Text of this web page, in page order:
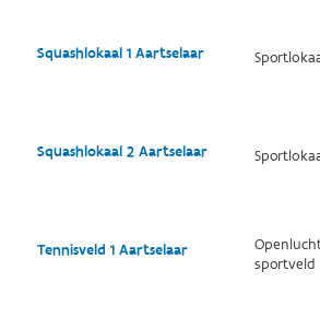
Squashlokaal 1 Aartselaar
Squashlokaal 2 Aartselaar
Tennisveld 1 Aartselaar
sportveld